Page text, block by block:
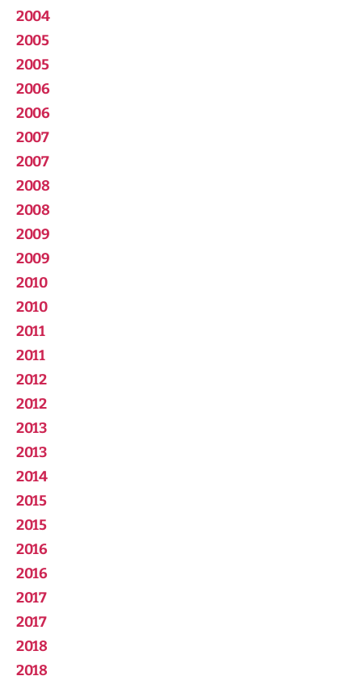
2004
2005
2005
2006
2006
2007
2007
2008
2008
2009
2009
2010
2010
2011
2011
2012
2012
2013
2013
2014
2015
2015
2016
2016
2017
2017
2018
2018